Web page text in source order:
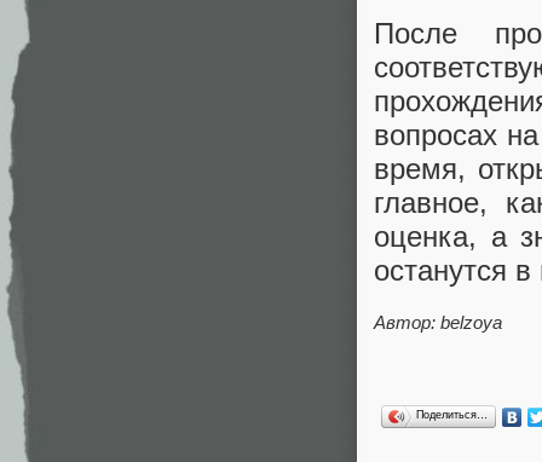
После
вопросах
время,
главное,
оценка, а
останутся
Автор: belzoya
Поделиться…